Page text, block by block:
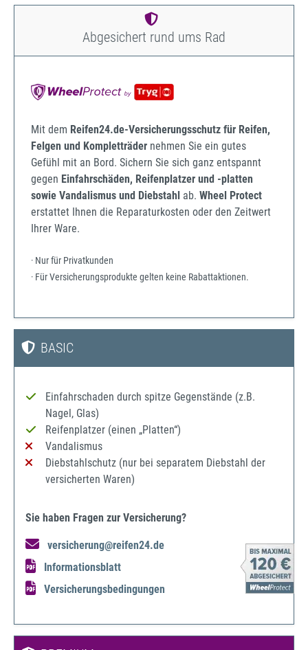
Abgesichert rund ums Rad
Mit dem Reifen24.de-Versicherungsschutz für Reifen,
Felgen und Kompletträder nehmen Sie ein gutes
Gefühl mit an Bord. Sichern Sie sich ganz entspannt
gegen Einfahrschäden, Reifenplatzer und -platten
sowie Vandalismus und Diebstahl ab. Wheel Protect
erstattet Ihnen die Reparaturkosten oder den Zeitwert
Ihrer Ware.
· Nur für Privatkunden
· Für Versicherungsprodukte gelten keine Rabattaktionen.
BASIC
Einfahrschaden durch spitze Gegenstände (z.B.
Nagel, Glas)
Reifenplatzer (einen „Platten“)
Vandalismus
Diebstahlschutz (nur bei separatem Diebstahl der
versicherten Waren)
Sie haben Fragen zur Versicherung?
versicherung@reifen24.de
Informationsblatt
Versicherungsbedingungen